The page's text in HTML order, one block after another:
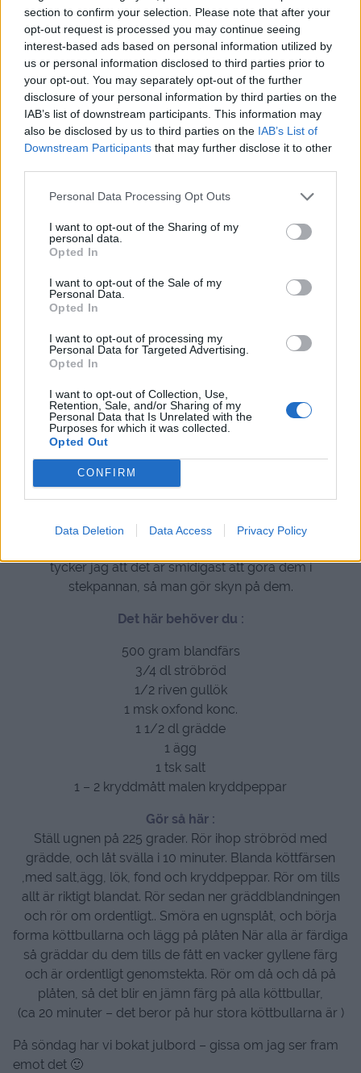
section to confirm your selection. Please note that after your
opt-out request is processed you may continue seeing
interest-based ads based on personal information utilized by
us or personal information disclosed to third parties prior to
your opt-out. You may separately opt-out of the further
disclosure of your personal information by third parties on the
IAB’s list of downstream participants. This information may
also be disclosed by us to third parties on the IAB’s List of
Downstream Participants that may further disclose it to other
Personal Data Processing Opt Outs
I want to opt-out of the Sharing of my
personal data.
Opted In
I want to opt-out of the Sale of my
Personal Data.
Opted In
I want to opt-out of processing my
Personal Data for Targeted Advertising.
Opted In
I want to opt-out of Collection, Use,
Retention, Sale, and/or Sharing of my
Personal Data that Is Unrelated with the
Purposes for which it was collected.
Opted Out
CONFIRM
Data Deletion Data Access Privacy Policy
smidigast att göra i ugnen, då slipper man matos och att
tycker jag att det är smidigast att göra dem i
stekpannan, så man gör skyn på dem.
Det här behöver du :
500 gram blandfärs
3/4 dl ströbröd
1/2 riven gullök
1 msk oxfond konc.
1 1/2 dl grädde
1 ägg
1 tsk salt
1 – 2 kryddmått malen kryddpeppar
Gör så här :
Ställ ugnen på 225 grader. Rör ihop ströbröd med
grädde, och låt svälla i 10 minuter. Blanda köttfärsen
,med salt,ägg, lök, fond och kryddpeppar. Rör om tills
allt är riktigt blandat. Rör sedan ner gräddblandningen
och rör om ordentligt.. Smöra en ugnsplåt, och börja
forma köttbullarna och lägg på plåten När alla är färdiga
så gräddar du dem tills de fått en vacker gyllene färg
och är ordentligt genomstekta. Rör om då och då på
plåten, så det blir en jämn färg på alla köttbullar,
(ca 20 minuter – det beror på hur stora köttbullarna är )
På söndag har vi bokat julbord – gissa om jag ser fram
emot det 🙂